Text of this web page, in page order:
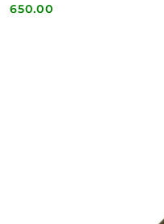
Cena:
650.00